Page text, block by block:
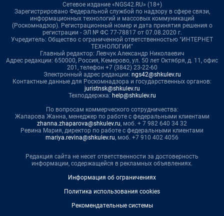
Сетевое издание «NGS42.RU» (18+)
Зарегистрировано Федеральной службой по надзору в сфере связи,
информационных технологий и массовых коммуникаций
(Роскомнадзор). Регистрационный номер и дата принятия решения о
регистрации - ЭЛ № ФС 77-78817 от 07.08.2020 г.
Учредитель: Общество с ограниченной ответственностью "ИНТЕРНЕТ
ТЕХНОЛОГИИ"
Главный редактор: Левчук Александр Николаевич
Адрес редакции: 650000, Россия, Кемерово, ул. 50 лет Октября, д. 11, офис
201, телефон +7 (3842) 23-22-60
Электронный адрес редакции: ngs42@shkulev.ru
Контактные данные для Роскомнадзора и государственных органов:
juristnsk@shkulev.ru
Техподдержка: help@shkulev.ru
По вопросам коммерческого сотрудничества:
Жапарова Жанна, менеджер по работе с федеральными клиентами
zhanna.zhaparova@shkulev.ru, моб. + 7 982 640 34 32
Ревина Мария, директор по работе с федеральными клиентами
mariya.revina@shkulev.ru, моб. +7 910 402 4056
Редакция сайта не несет ответственности за достоверность
информации, содержащейся в рекламных объявлениях.
Информация об ограничениях
Политика использования cookies
Рекомендательные системы